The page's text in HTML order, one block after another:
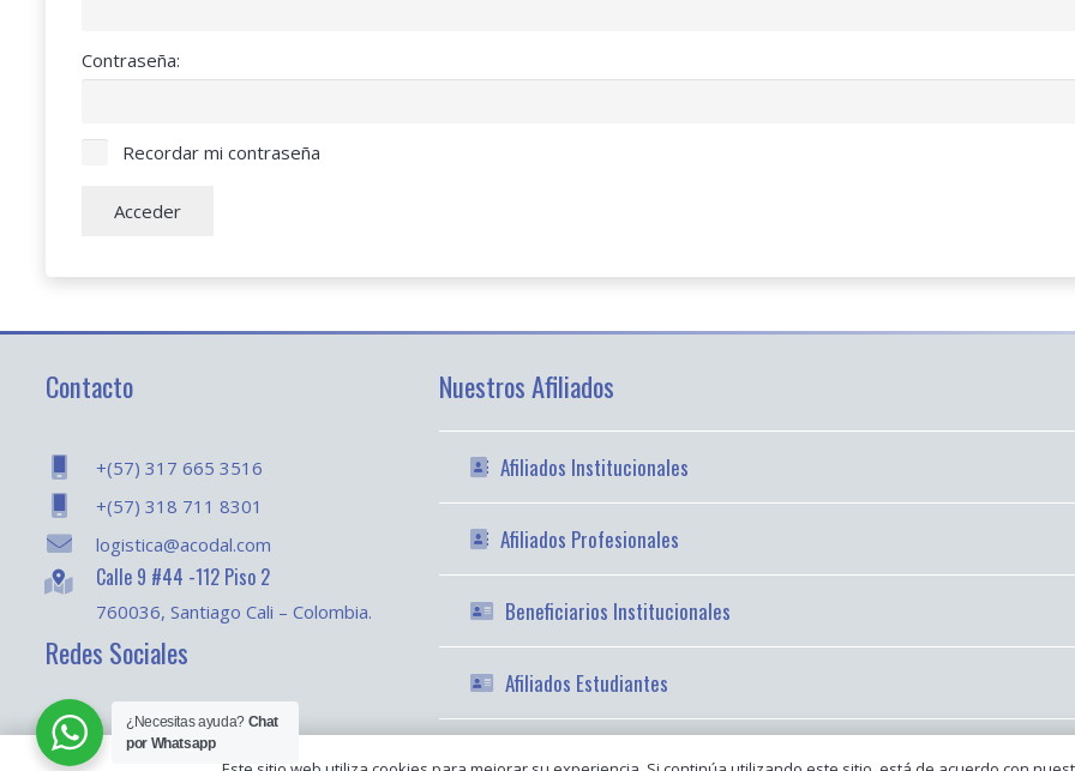
Contraseña:
Recordar mi contraseña
Acceder
Contacto
+(57) 317 665 3516
+(57) 318 711 8301
logistica@acodal.com
Calle 9 #44 -112 Piso 2
760036, Santiago Cali – Colombia.
Redes Sociales
Nuestros Afiliados
Afiliados Institucionales
Afiliados Profesionales
Beneficiarios Institucionales
Afiliados Estudiantes
¿Necesitas ayuda? Chat
por Whatsapp